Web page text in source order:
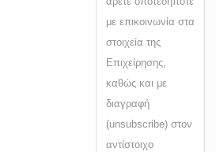
με επικοινωνία στα
στοιχεία της
Επιχείρησης,
καθώς και με
διαγραφή
(unsubscribe) στον
αντίστοιχο